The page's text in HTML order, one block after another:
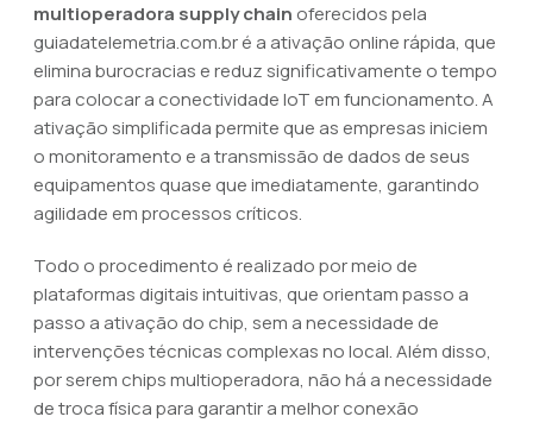
multioperadora supply chain oferecidos pela
guiadatelemetria.com.br é a ativação online rápida, que
elimina burocracias e reduz significativamente o tempo
para colocar a conectividade IoT em funcionamento. A
ativação simplificada permite que as empresas iniciem
o monitoramento e a transmissão de dados de seus
equipamentos quase que imediatamente, garantindo
agilidade em processos críticos.
Todo o procedimento é realizado por meio de
plataformas digitais intuitivas, que orientam passo a
passo a ativação do chip, sem a necessidade de
intervenções técnicas complexas no local. Além disso,
por serem chips multioperadora, não há a necessidade
de troca física para garantir a melhor conexão